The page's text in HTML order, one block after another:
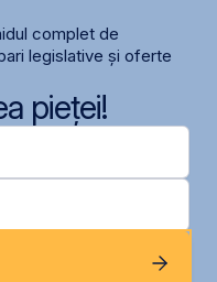
complet de
legislative și oferte
pieței!